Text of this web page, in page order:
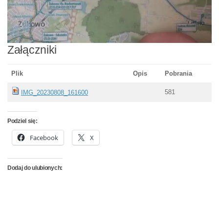
Załączniki
Plik Opis Pobrania
IMG_20230808_161600 581
Podziel się:
Facebook X
Dodaj do ulubionych: